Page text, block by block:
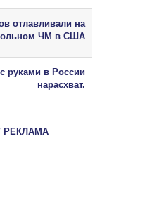
отлавливали на
ЧМ в США
руками в России
нарасхват.
РЕКЛАМА